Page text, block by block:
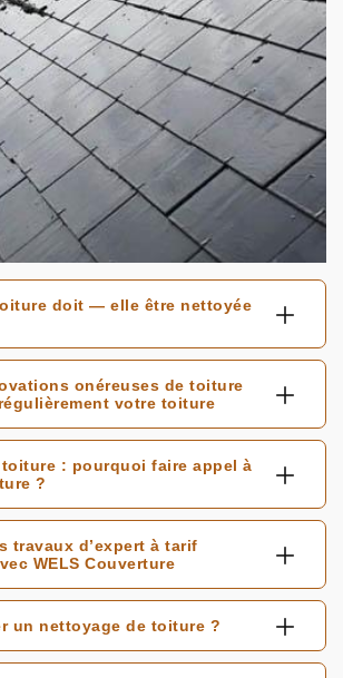
doit — elle être nettoyée
onéreuses de toiture
votre toiture
: pourquoi faire appel à
?
travaux d’expert à tarif
WELS Couverture
un nettoyage de toiture ?